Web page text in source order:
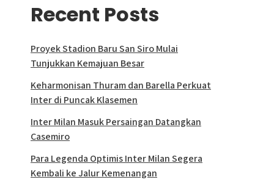
Recent Posts
Proyek Stadion Baru San Siro Mulai
Tunjukkan Kemajuan Besar
Keharmonisan Thuram dan Barella Perkuat
Inter di Puncak Klasemen
Inter Milan Masuk Persaingan Datangkan
Casemiro
Para Legenda Optimis Inter Milan Segera
Kembali ke Jalur Kemenangan